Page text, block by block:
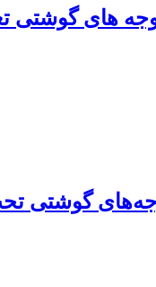
های گوشتی
گوشتی